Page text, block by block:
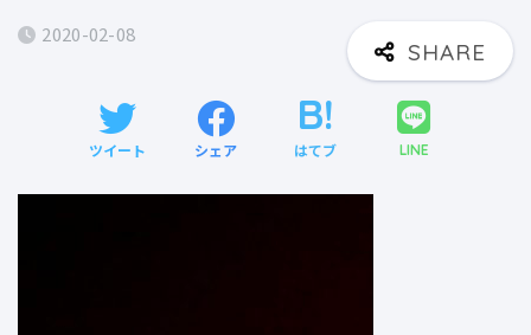
2020-02-08
ツイート シェア はてブ LINE